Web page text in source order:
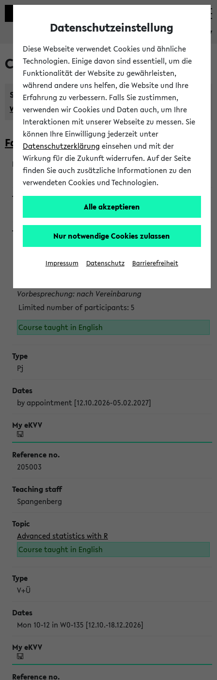
eKVV
Courses taught in English
Semester:
WiSe 2026/2027 SoSe 2026 Previous...
Faculty of Biology
200923
Wendisch, Peters-Wendisch, Stegelmann
Projektmodul "Bakterielle Biotechnologie"
Persönliche Anmeldung beim Veranstalter ist unbedingt
Vorbesprechung: nach Vereinbarung
Limited number of participants: 5
Course taught in English
Pj
by appointment [12.10.2026-05.02.2027]
205003
Spangenberg
Advanced statistics with R
Course taught in English
V+Ü
Mon 10-12 in W0-135 [12.10.-18.12.2026]
Datenschutzeinstellung
Diese Webseite verwendet Cookies und ähnliche
Technologien. Einige davon sind essentiell, um die
Funktionalität der Website zu gewährleisten,
während andere uns helfen, die Website und Ihre
Erfahrung zu verbessern. Falls Sie zustimmen,
verwenden wir Cookies und Daten auch, um Ihre
Interaktionen mit unserer Webseite zu messen. Sie
können Ihre Einwilligung jederzeit unter
Datenschutzerklärung einsehen und mit der
Wirkung für die Zukunft widerrufen. Auf der Seite
finden Sie auch zusätzliche Informationen zu den
verwendeten Cookies und Technologien.
Alle akzeptieren
Nur notwendige Cookies zulassen
Impressum Datenschutz Barrierefreiheit